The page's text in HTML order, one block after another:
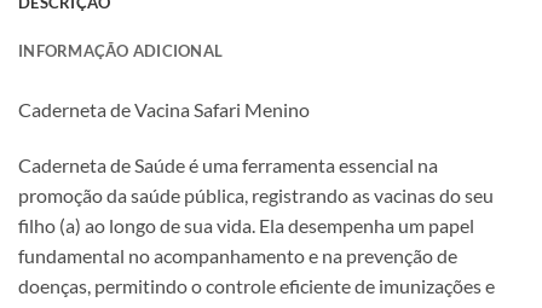
INFORMAÇÃO ADICIONAL
Caderneta de Vacina Safari Menino
Caderneta de Saúde é uma ferramenta essencial na
promoção da saúde pública, registrando as vacinas do seu
filho (a) ao longo de sua vida. Ela desempenha um papel
fundamental no acompanhamento e na prevenção de
doenças, permitindo o controle eficiente de imunizações e